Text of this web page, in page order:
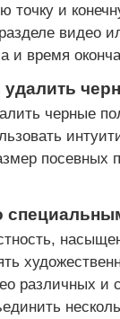
точку и
видео
и время
удалить
черные
различных и